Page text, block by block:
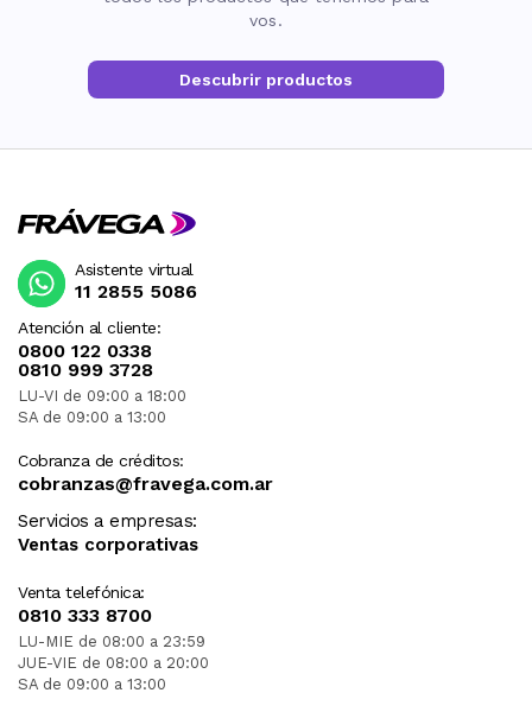
vos.
Descubrir productos
Atención al cliente:
0800 122 0338
0810 999 3728
LU-VI de 09:00 a 18:00
SA de 09:00 a 13:00
Cobranza de créditos:
cobranzas@fravega.com.ar
Servicios a empresas:
Ventas corporativas
Venta telefónica:
0810 333 8700
LU-MIE de 08:00 a 23:59
JUE-VIE de 08:00 a 20:00
SA de 09:00 a 13:00
Asistente virtual
11 2855 5086